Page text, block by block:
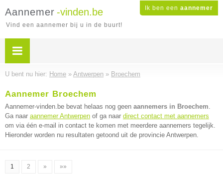
Ik ben een aannemer
Aannemer -vinden.be
Vind een aannemer bij u in de buurt!
U bent nu hier: Home » Antwerpen » Broechem
Aannemer Broechem
Aannemer-vinden.be bevat helaas nog geen aannemers in Broechem.
Ga naar aannemer Antwerpen of ga naar direct contact met aannemers
om via één e-mail in contact te komen met meerdere aannemers tegelijk.
Hieronder worden nu resultaten getoond uit de provincie Antwerpen.
1 2 » »»